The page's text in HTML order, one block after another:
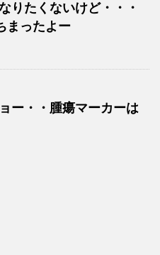
りたくないけど・・・
まったよー
ー・・腫瘍マーカーは